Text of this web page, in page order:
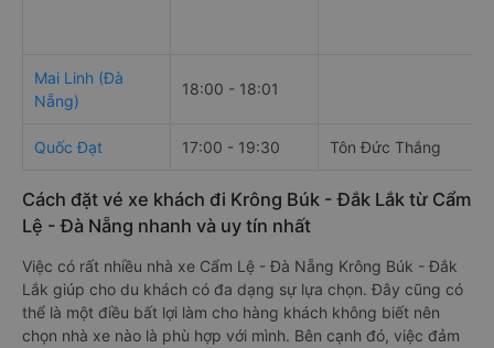
Mai Linh (Đà
Nẵng)
18:00 - 18:01
Quốc Đạt 17:00 - 19:30 Tôn Đức Thắng
Cách đặt vé xe khách đi Krông Búk - Đắk Lắk từ Cẩm
Lệ - Đà Nẵng nhanh và uy tín nhất
Việc có rất nhiều nhà xe Cẩm Lệ - Đà Nẵng Krông Búk - Đắk
Lắk giúp cho du khách có đa dạng sự lựa chọn. Đây cũng có
thể là một điều bất lợi làm cho hàng khách không biết nên
chọn nhà xe nào là phù hợp với mình. Bên cạnh đó, việc đảm